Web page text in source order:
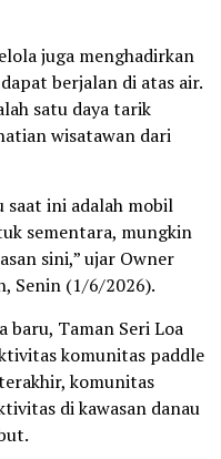
juga menghadirkan
berjalan di atas air.
satu daya tarik
wisatawan dari
saat ini adalah mobil
sementara, mungkin
sini,” ujar Owner
Senin (1/6/2026).
baru, Taman Seri Loa
komunitas paddle
komunitas
di kawasan danau